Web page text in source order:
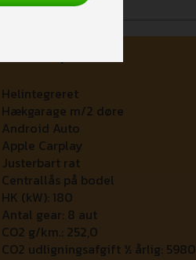
Helintegreret
Hækgarage m/2 døre
Android Auto
Apple Carplay
Justerbart rat
Centrallås på bodel
HK (kW): 180
Antal gear: 8 aut
CO2 g/km.: 252,0
CO2 udligningsafgift ½ årlig: 5980